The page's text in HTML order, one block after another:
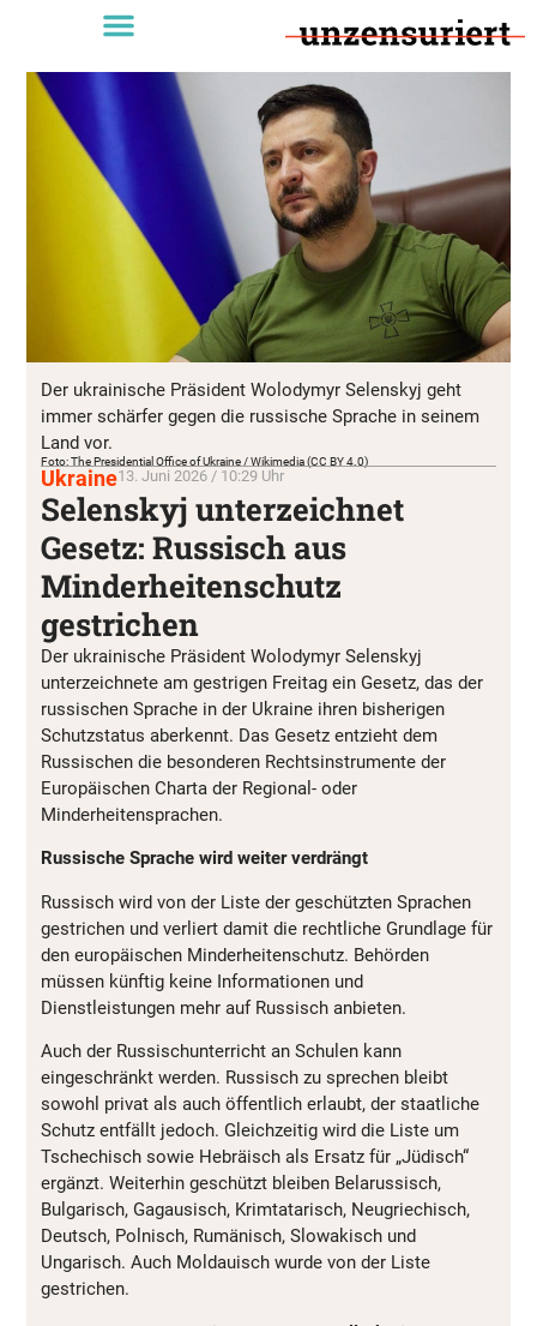
Der ukrainische Präsident Wolodymyr Selenskyj geht
immer schärfer gegen die russische Sprache in seinem
Land vor.
Foto: The Presidential Office of Ukraine / Wikimedia (CC BY 4.0)
Ukraine13. Juni 2026 / 10:29 Uhr
Selenskyj unterzeichnet
Gesetz: Russisch aus
Minderheitenschutz
gestrichen
Der ukrainische Präsident Wolodymyr Selenskyj
unterzeichnete am gestrigen Freitag ein Gesetz, das der
russischen Sprache in der Ukraine ihren bisherigen
Schutzstatus aberkennt. Das Gesetz entzieht dem
Russischen die besonderen Rechtsinstrumente der
Europäischen Charta der Regional- oder
Minderheitensprachen.
Russische Sprache wird weiter verdrängt
Russisch wird von der Liste der geschützten Sprachen
gestrichen und verliert damit die rechtliche Grundlage für
den europäischen Minderheitenschutz. Behörden
müssen künftig keine Informationen und
Dienstleistungen mehr auf Russisch anbieten.
Auch der Russischunterricht an Schulen kann
eingeschränkt werden. Russisch zu sprechen bleibt
sowohl privat als auch öffentlich erlaubt, der staatliche
Schutz entfällt jedoch. Gleichzeitig wird die Liste um
Tschechisch sowie Hebräisch als Ersatz für „Jüdisch“
ergänzt. Weiterhin geschützt bleiben Belarussisch,
Bulgarisch, Gagausisch, Krimtatarisch, Neugriechisch,
Deutsch, Polnisch, Rumänisch, Slowakisch und
Ungarisch. Auch Moldauisch wurde von der Liste
gestrichen.